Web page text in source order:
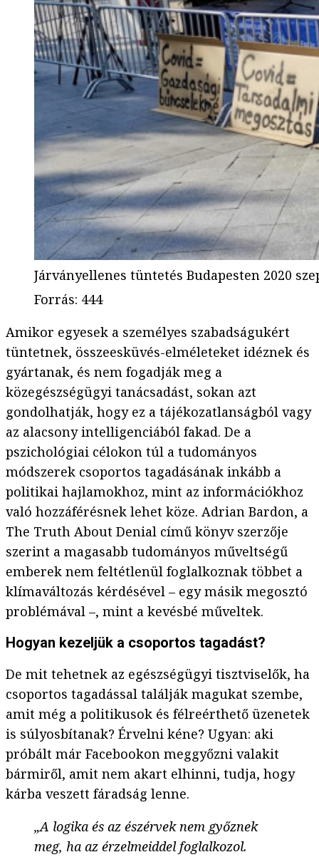
Járványellenes tüntetés Budapesten 2020
Forrás: 444
Amikor egyesek a személyes szabadságukért
tüntetnek, összeesküvés-elméleteket idéznek és
gyártanak, és nem fogadják meg a
közegészségügyi tanácsadást, sokan azt
gondolhatják, hogy ez a tájékozatlanságból vagy
az alacsony intelligenciából fakad. De a
pszichológiai célokon túl a tudományos
módszerek csoportos tagadásának inkább a
politikai hajlamokhoz, mint az információkhoz
való hozzáférésnek lehet köze. Adrian Bardon, a
The Truth About Denial című könyv szerzője
szerint a magasabb tudományos műveltségű
emberek nem feltétlenül foglalkoznak többet a
klímaváltozás kérdésével – egy másik megosztó
problémával –, mint a kevésbé műveltek.
Hogyan kezeljük a csoportos tagadást?
De mit tehetnek az egészségügyi tisztviselők, ha
csoportos tagadással találják magukat szembe,
amit még a politikusok és félreérthető üzenetek
is súlyosbítanak? Érvelni kéne? Ugyan: aki
próbált már Facebookon meggyőzni valakit
bármiről, amit nem akart elhinni, tudja, hogy
kárba veszett fáradság lenne.
„A logika és az észérvek nem győznek
meg, ha az érzelmeiddel foglalkozol.